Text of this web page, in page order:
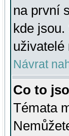
na první
kde
uživatelé
Návrat
Co to
Témata